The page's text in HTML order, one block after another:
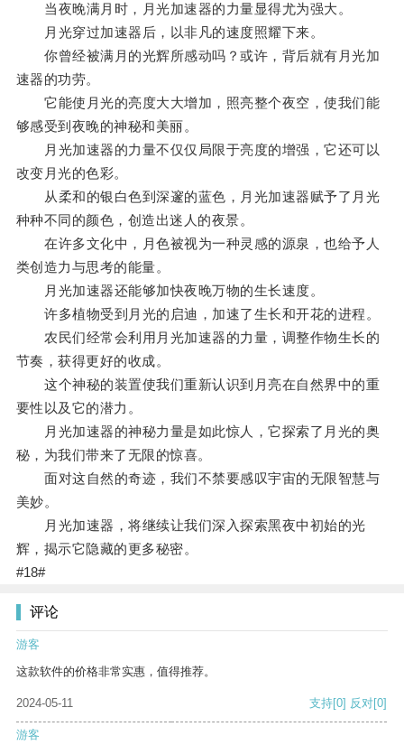
当夜晚满月时，月光加速器的力量显得尤为强大。
月光穿过加速器后，以非凡的速度照耀下来。
你曾经被满月的光辉所感动吗？或许，背后就有月光加
速器的功劳。
它能使月光的亮度大大增加，照亮整个夜空，使我们能
够感受到夜晚的神秘和美丽。
月光加速器的力量不仅仅局限于亮度的增强，它还可以
改变月光的色彩。
从柔和的银白色到深邃的蓝色，月光加速器赋予了月光
种种不同的颜色，创造出迷人的夜景。
在许多文化中，月色被视为一种灵感的源泉，也给予人
类创造力与思考的能量。
月光加速器还能够加快夜晚万物的生长速度。
许多植物受到月光的启迪，加速了生长和开花的进程。
农民们经常会利用月光加速器的力量，调整作物生长的
节奏，获得更好的收成。
这个神秘的装置使我们重新认识到月亮在自然界中的重
要性以及它的潜力。
月光加速器的神秘力量是如此惊人，它探索了月光的奥
秘，为我们带来了无限的惊喜。
面对这自然的奇迹，我们不禁要感叹宇宙的无限智慧与
美妙。
月光加速器，将继续让我们深入探索黑夜中初始的光
辉，揭示它隐藏的更多秘密。
#18#
评论
游客
这款软件的价格非常实惠，值得推荐。
2024-05-11 支持[0] 反对[0]
游客